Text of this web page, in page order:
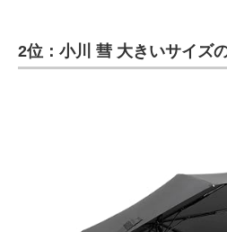
2位：小川 彗 大きいサイズ